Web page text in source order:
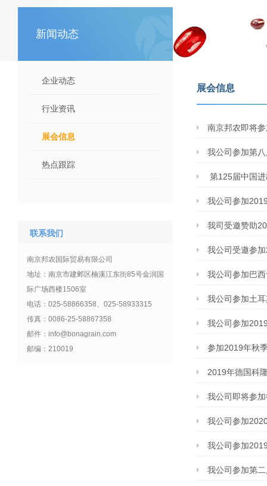
新闻动态
企业动态
行业资讯
展会信息
热点跟踪
联系我们
南京邦农国际贸易有限公司
地址：南京市建邺区楠溪江东街85号金润国
际广场西楼1506室
电话：025-58866358、025-58933315
传真：0086-25-58867358
邮件：info@bonagrain.com
邮编：210019
展会信息
南京邦农即将
我公司参加第
第125届中国
我公司参加
我司受邀赞助
我公司受邀参
我公司参加巴
我公司参加土
我公司参加
参加2019年秋
2019年德国科
我公司即将参
我公司参加
我公司参加
我公司参加第